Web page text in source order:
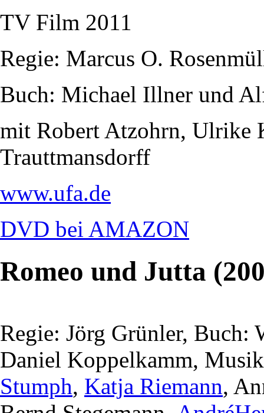
TV Film 2011
Regie: Marcus O.
Buch: Michael Illner und
mit Robert Atzohrn, Ulrike
Trauttmansdorff
www.ufa.de
DVD bei AMAZON
Romeo und Jutta
Regie: Jörg Grünler, Buch:
Daniel Koppelkamm,
Stumph, Katja Riemann,